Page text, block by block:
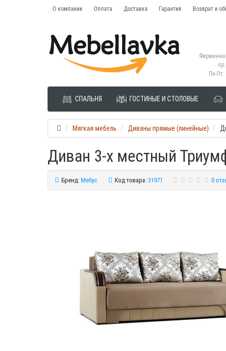
О компании Оплата Доставка Гарантия Возврат и
Пн-Пт:
СПАЛЬНЯ ГОСТИНЫЕ И СТОЛОВЫЕ
Мягкая мебель Диваны прямые (линейные)
Диван 3-х местный
Бренд:Мебус Код товара:31971 0